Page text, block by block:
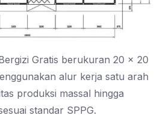
Gratis berukuran 20 × 20
alur kerja satu arah
produksi massal hingga
standar SPPG.